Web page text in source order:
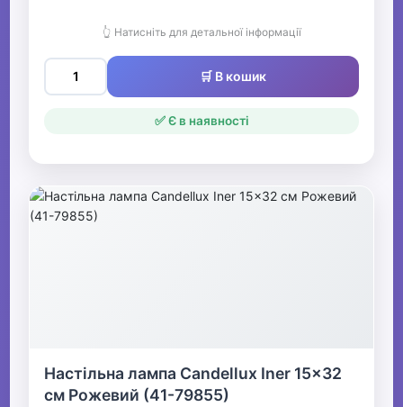
👆 Натисніть для детальної інформації
🛒 В кошик
✅ Є в наявності
Настільна лампа Candellux Iner 15x32
см Рожевий (41-79855)